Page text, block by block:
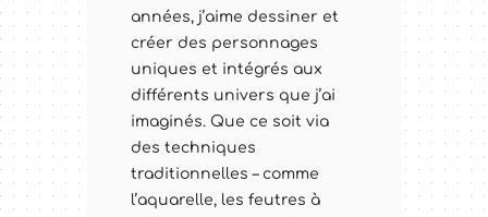
années, j’aime dessiner et
créer des personnages
uniques et intégrés aux
différents univers que j’ai
imaginés. Que ce soit via
des techniques
traditionnelles – comme
l’aquarelle, les feutres à